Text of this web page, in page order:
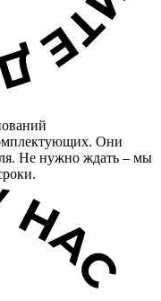
Они
Не нужно ждать – мы